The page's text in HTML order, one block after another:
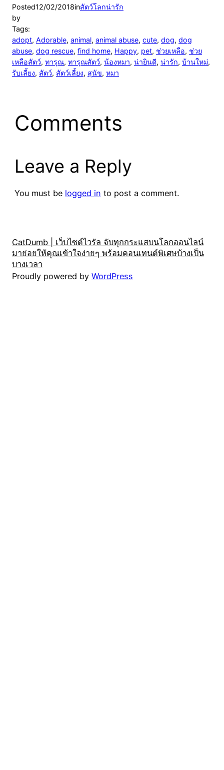
Posted12/02/2018inสัตว์โลกน่ารัก
by
Tags:
adopt, Adorable, animal, animal abuse, cute, dog, dog
abuse, dog rescue, find home, Happy, pet, ช่วยเหลือ, ช่วย
เหลือสัตว์, ทารุณ, ทารุณสัตว์, น้องหมา, น่ายินดี, น่ารัก, บ้านใหม่
รับเลี้ยง, สัตว์, สัตว์เลี้ยง, สุนัข, หมา
Comments
Leave a Reply
You must be logged in to post a comment.
CatDumb | เว็บไซต์ไวรัล จับทุกกระแสบนโลกออนไลน์
มาย่อยให้คุณเข้าใจง่ายๆ พร้อมคอนเทนต์พิเศษบ้างเป็น
บางเวลา
Proudly powered by WordPress